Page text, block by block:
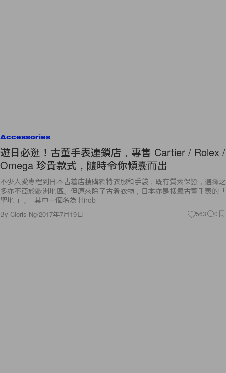
Accessories
遊日必逛！古董手表連鎖店，專售 Cartier / Rolex /
Omega 珍貴款式，隨時令你傾囊而出
不少人愛專程到日本古着店搜購獨特衣服和手袋，既有質素保證，選擇之
多亦不亞於歐洲地區。但原來除了古着衣物，日本亦是搜羅古董手表的「
聖地 」。 其中一個名為 Hirob
By Cloris Ng/2017年7月19日 563 0